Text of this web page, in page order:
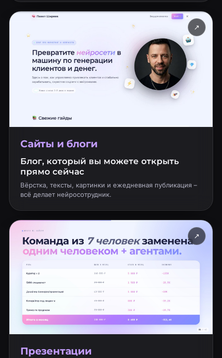
↗
Сайты и блоги
Блог, который вы можете открыть
прямо сейчас
Вёрстка, тексты, картинки и ежедневная публикация –
всё делает нейросотрудник.
↗
Презентации